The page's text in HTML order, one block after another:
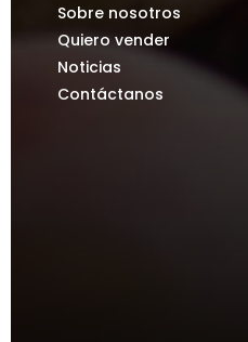
Sobre nosotros
Quiero vender
Noticias
Contáctanos